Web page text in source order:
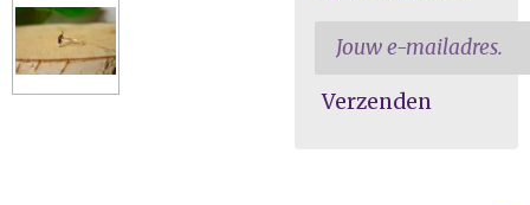
Verzenden